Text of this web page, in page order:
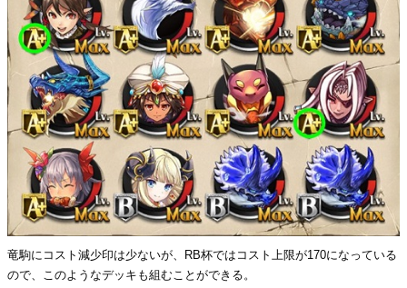
竜駒にコスト減少印は少ないが、RB杯ではコスト上限が170になっている
ので、このようなデッキも組むことができる。